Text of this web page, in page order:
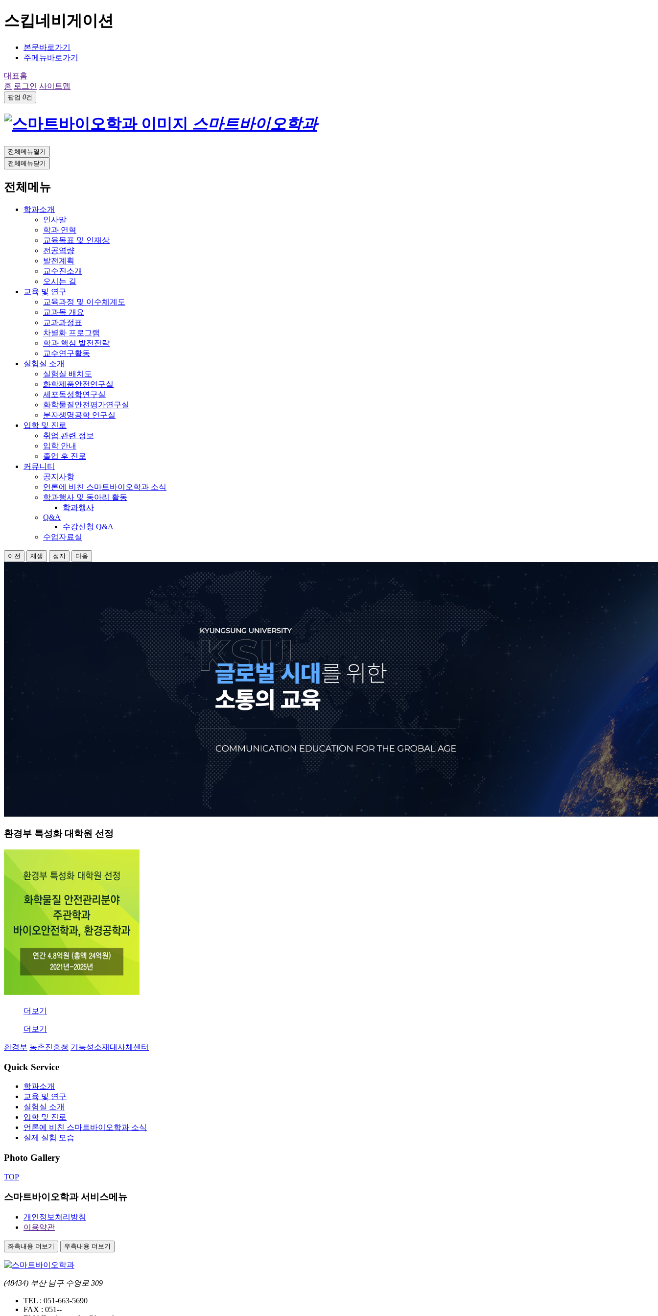
스킵네비게이션
본문바로가기
주메뉴바로가기
대표홈
홈 로그인 사이트맵
팝업 0건
스마트바이오학과
전체메뉴열기
전체메뉴닫기
전체메뉴
학과소개
인사말
학과 연혁
교육목표 및 인재상
전공역량
발전계획
교수진소개
오시는 길
교육 및 연구
교육과정 및 이수체계도
교과목 개요
교과과정표
차별화 프로그램
학과 핵심 발전전략
교수연구활동
실험실 소개
실험실 배치도
화학제품안전연구실
세포독성학연구실
화학물질안전평가연구실
분자생명공학 연구실
입학 및 진로
취업 관련 정보
입학 안내
졸업 후 진로
커뮤니티
공지사항
언론에 비친 스마트바이오학과 소식
학과행사 및 동아리 활동
학과행사
Q&A
수강신청 Q&A
수업자료실
이전 재생 정지 다음
환경부 특성화 대학원 선정
더보기
더보기
환경부 농촌진흥청 기능성소재대사체센터
Quick Service
학과소개
교육 및 연구
실험실 소개
입학 및 진로
언론에 비친 스마트바이오학과 소식
실제 실험 모습
Photo Gallery
TOP
스마트바이오학과 서비스메뉴
개인정보처리방침
이용약관
좌측내용 더보기 우측내용 더보기
(48434) 부산 남구 수영로 309
TEL : 051-663-5690
FAX : 051--